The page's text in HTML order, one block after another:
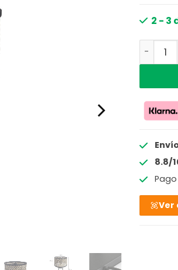
2 - 3
8.8/
Ver